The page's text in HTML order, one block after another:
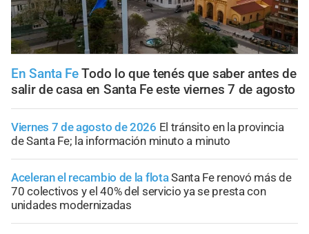
En Santa FeTodo lo que tenés que saber antes de
salir de casa en Santa Fe este viernes 7 de agosto
Viernes 7 de agosto de 2026 El tránsito en la provincia
de Santa Fe; la información minuto a minuto
Aceleran el recambio de la flotaSanta Fe renovó más de
70 colectivos y el 40% del servicio ya se presta con
unidades modernizadas